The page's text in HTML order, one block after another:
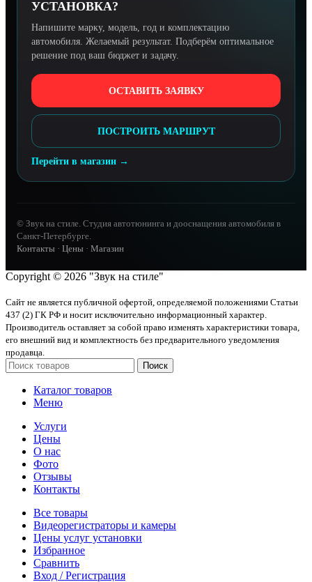
УСТАНОВКА?
Напишите марку, модель, год и комплектацию
автомобиля. Желаемый результат. Подберём оптимальное
решение под ваш бюджет и задачу.
ОСТАВИТЬ ЗАЯВКУ
ПОСТРОИТЬ МАРШРУТ
Перейти в магазин →
© Звук на стиле. Студия автотюнинга и дооснащения автомобиля в
Санкт-Петербурге.
Контакты · Цены · Магазин
Copyright © 2026 "Звук на стиле"
Сайт не является публичной офертой, определяемой положениями Статьи
437 (2) ГК РФ и носит исключительно информационный характер.
Производитель оставляет за собой право изменять характеристики товара,
его внешний вид и комплектность без предварительного уведомления
продавца.
Поиск
Каталог товаров
Меню
Услуги
Цены
О нас
Фото
Отзывы
Контакты
Все товары
Видеорегистраторы и камеры
Цены услуг установки
Избранное
Сравнить
Вход / Регистрация